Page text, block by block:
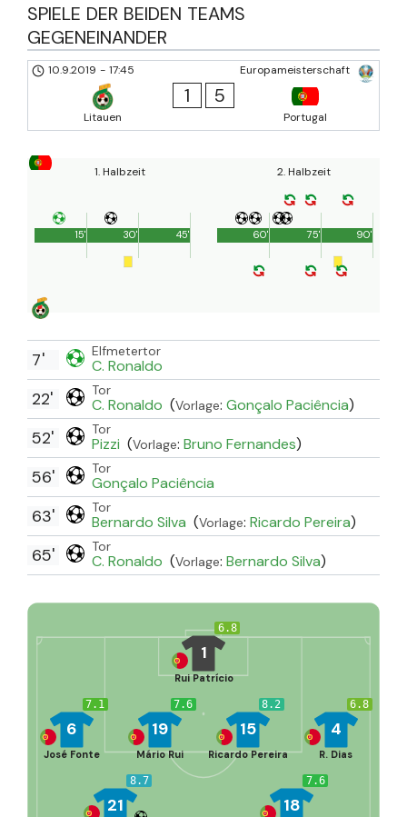
SPIELE DER BEIDEN TEAMS
GEGENEINANDER
Europameisterschaft
10.9.2019 - 17:45
Litauen
1 5
Portugal
1. Halbzeit
45'
15' 30'
2. Halbzeit
90'
60' 75'
Elfmetertor
C. Ronaldo
7'
Tor
C. Ronaldo (Vorlage: Gonçalo Paciência)
22'
Tor
Pizzi (Vorlage: Bruno Fernandes)
52'
Tor
Gonçalo Paciência
56'
Tor
Bernardo Silva (Vorlage: Ricardo Pereira)
63'
Tor
C. Ronaldo (Vorlage: Bernardo Silva)
65'
6.8
1
Rui Patrício
6.8
4
R. Dias
8.2
15
Ricardo Pereira
7.6
19
Mário Rui
7.1
6
José Fonte
7.6
18
8.7
21